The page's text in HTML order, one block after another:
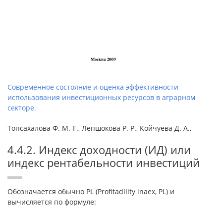
Современное состояние и оценка эффективности
использования инвестиционных ресурсов в аграрном
секторе.
Топсахалова Ф. М.-Г., Лепшокова Р. Р., Койчуева Д. А.,
4.4.2. Индекс доходности (ИД) или
индекс рентабельности инвестиций
Обозначается обычно PL (Profitadility inaex, PL) и
вычисляется по формуле: